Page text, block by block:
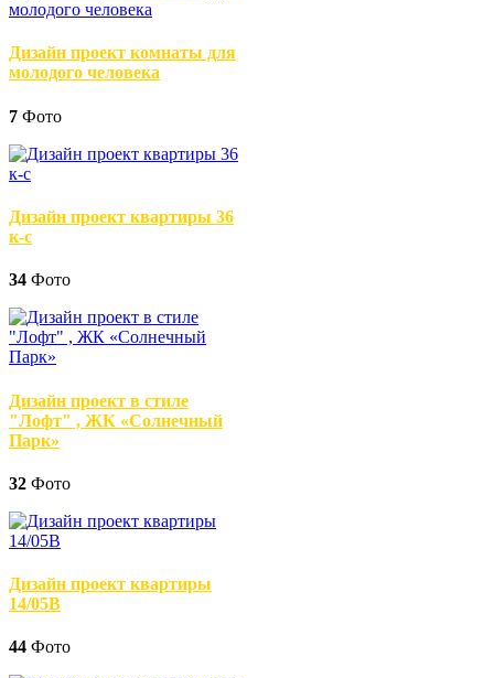
Дизайн проект комнаты для
молодого человека
7 Фото
Дизайн проект квартиры 36
к-с
34 Фото
Дизайн проект в стиле
"Лофт" , ЖК «Солнечный
Парк»
32 Фото
Дизайн проект квартиры
14/05В
44 Фото